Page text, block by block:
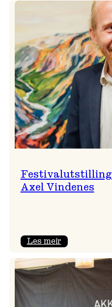
gang!
Festivalutstilling:
Axel Vindenes
Les meir:
«Gledens